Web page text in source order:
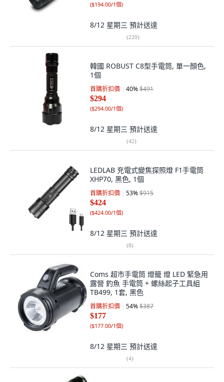
($194.00/1個)
8/12 星期三 預計送達
(220)
韓國 ROBUST C8型手電筒, 單一顏色,
1個
首購折扣價 40%$491
$294
($294.00/1個)
8/12 星期三 預計送達
(42)
LEDLAB 充電式變焦探照燈 F1手電筒
XHP70, 黑色, 1個
首購折扣價 53%$915
$424
($424.00/1個)
8/12 星期三 預計送達
(8)
Coms 超市手電筒 燈籠 燈 LED 緊急用
露營 釣魚 手電筒 + 螺絲起子工具組
TB499, 1套, 黑色
首購折扣價 54%$387
$177
($177.00/1個)
8/12 星期三 預計送達
(4)